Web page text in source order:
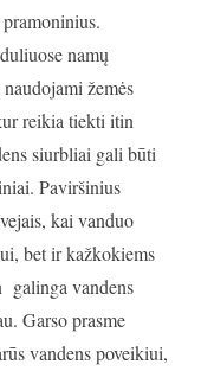
namų
žemės
reikia tiekti itin
siurbliai gali būti
Paviršinius
kai vanduo
bet ir kažkokiems
galinga vandens
Garso prasme
vandens poveikiui,